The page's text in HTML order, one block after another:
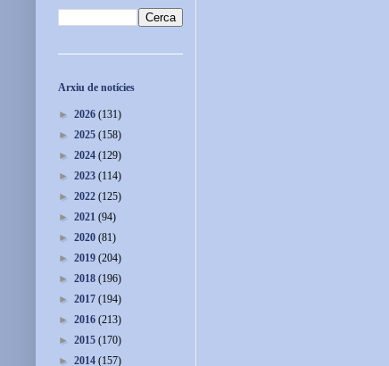
Arxiu de notícies
► 2026 (131)
► 2025 (158)
► 2024 (129)
► 2023 (114)
► 2022 (125)
► 2021 (94)
► 2020 (81)
► 2019 (204)
► 2018 (196)
► 2017 (194)
► 2016 (213)
► 2015 (170)
► 2014 (157)